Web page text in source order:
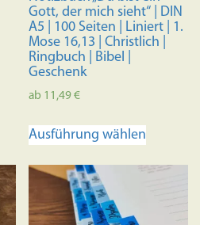
Gott, der mich sieht“ | DIN
A5 | 100 Seiten | Liniert | 1.
Mose 16,13 | Christlich |
Ringbuch | Bibel |
Geschenk
ab 11,49€
Ausführung wählen